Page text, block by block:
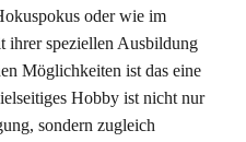
oder wie im
ihrer speziellen Ausbildung
Möglichkeiten ist das eine
Hobby ist nicht nur
sondern zugleich